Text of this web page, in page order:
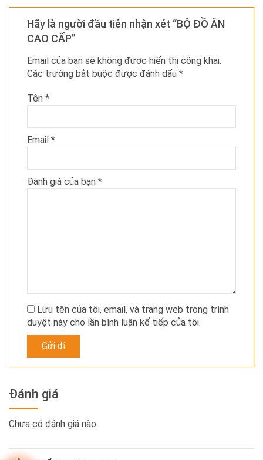
Hãy là người đầu tiên nhận xét “BỘ ĐỒ ĂN
CAO CẤP”
Email của bạn sẽ không được hiển thị công khai.
Các trường bắt buộc được đánh dấu *
Tên *
Email *
Đánh giá của bạn *
Lưu tên của tôi, email, và trang web trong trình
duyệt này cho lần bình luận kế tiếp của tôi.
Đánh giá
Chưa có đánh giá nào.